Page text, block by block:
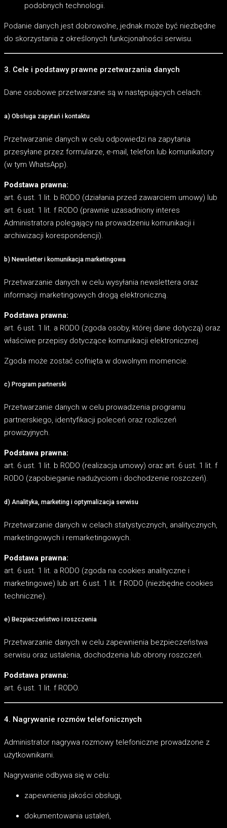
podobnych technologii.
Podanie danych jest dobrowolne, jednak może być niezbędne
do skorzystania z określonych funkcjonalności serwisu.
3. Cele i podstawy prawne przetwarzania danych
Dane osobowe przetwarzane są w następujących celach:
a) Obsługa zapytań i kontaktu
Przetwarzanie danych w celu odpowiedzi na zapytania
przesyłane przez formularze, e-mail, telefon lub komunikatory
(w tym WhatsApp).
Podstawa prawna:
art. 6 ust. 1 lit. b RODO (działania przed zawarciem umowy) lub
art. 6 ust. 1 lit. f RODO (prawnie uzasadniony interes
Administratora polegający na prowadzeniu komunikacji i
archiwizacji korespondencji).
b) Newsletter i komunikacja marketingowa
Przetwarzanie danych w celu wysyłania newslettera oraz
informacji marketingowych drogą elektroniczną.
Podstawa prawna:
art. 6 ust. 1 lit. a RODO (zgoda osoby, której dane dotyczą) oraz
właściwe przepisy dotyczące komunikacji elektronicznej.
Zgoda może zostać cofnięta w dowolnym momencie.
c) Program partnerski
Przetwarzanie danych w celu prowadzenia programu
partnerskiego, identyfikacji poleceń oraz rozliczeń
prowizyjnych.
Podstawa prawna:
art. 6 ust. 1 lit. b RODO (realizacja umowy) oraz art. 6 ust. 1 lit. f
RODO (zapobieganie nadużyciom i dochodzenie roszczeń).
d) Analityka, marketing i optymalizacja serwisu
Przetwarzanie danych w celach statystycznych, analitycznych,
marketingowych i remarketingowych.
Podstawa prawna:
art. 6 ust. 1 lit. a RODO (zgoda na cookies analityczne i
marketingowe) lub art. 6 ust. 1 lit. f RODO (niezbędne cookies
techniczne).
e) Bezpieczeństwo i roszczenia
Przetwarzanie danych w celu zapewnienia bezpieczeństwa
serwisu oraz ustalenia, dochodzenia lub obrony roszczeń.
Podstawa prawna:
art. 6 ust. 1 lit. f RODO.
4. Nagrywanie rozmów telefonicznych
Administrator nagrywa rozmowy telefoniczne prowadzone z
użytkownikami.
Nagrywanie odbywa się w celu:
zapewnienia jakości obsługi,
dokumentowania ustaleń,